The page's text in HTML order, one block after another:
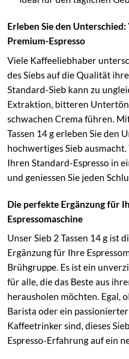
Erleben Sie den
Premium-Espresso
Viele Kaffeeliebhaber
des Siebs auf die Qualität
Standard-Sieb kann zu
Extraktion, bitteren
schwachen Crema führen.
Tassen 14 g erleben Sie den
hochwertiges Sieb
Ihren Standard-Espresso in
und geniessen Sie jeden
Die perfekte Ergänzung für
Espressomaschine
Unser Sieb 2 Tassen 14 g ist
Ergänzung für Ihre
Brühgruppe. Es ist ein
für alle, die das Beste aus
herausholen möchten. Egal,
Barista oder ein
Kaffeetrinker sind, dieses
Espresso-Erfahrung auf ein